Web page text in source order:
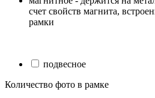
счет свойств магнита,
рамки
подвесное
Количество фото в рамке